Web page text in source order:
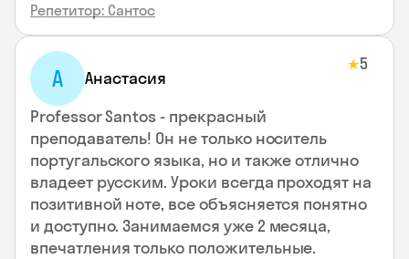
Репетитор: Сантос
А Анастасия
★5
Professor Santos - прекрасный
преподаватель! Он не только носитель
португальского языка, но и также отлично
владеет русским. Уроки всегда проходят на
позитивной ноте, все объясняется понятно
и доступно. Занимаемся уже 2 месяца,
впечатления только положительные.